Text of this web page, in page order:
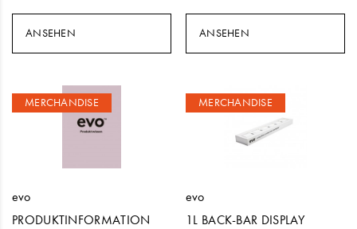
ANSEHEN ANSEHEN
MERCHANDISE
evo
PRODUKTINFORMATION
MERCHANDISE
evo
1L BACK-BAR DISPLAY